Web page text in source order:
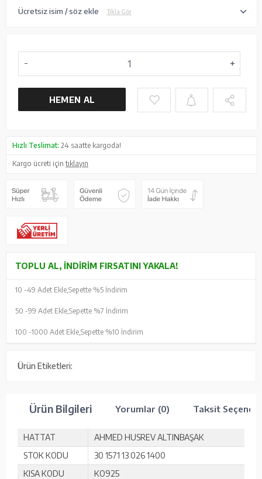
Ücretsiz isim / söz ekle Tıkla Gör
HEMEN AL
Hızlı Teslimat: 24 saatte kargoda!
Kargo ücreti içintıklayın
TOPLU AL, İNDIRIM FIRSATINI YAKALA!
10 -49 Adet Ekle, Sepette %5 İndirim
50 -99 Adet Ekle, Sepette %7 İndirim
100 -1000 Adet Ekle, Sepette %10 İndirim
Ürün Etiketleri:
Ürün Bilgileri Yorumlar (0) Taksit
HATTAT
AHMED HUSREV ALTINBAŞAK
STOK KODU
30 1571 13 026 1400
KISA KODU
KO925